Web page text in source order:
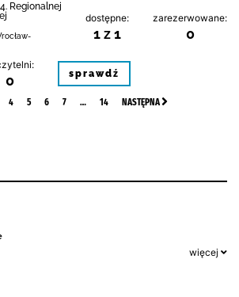
Regionalnej
dostępne:
1 z 1
zarezerwowane:
0
0 sprawdź
4 5 6 7 … 14 NASTĘPNA
więcej